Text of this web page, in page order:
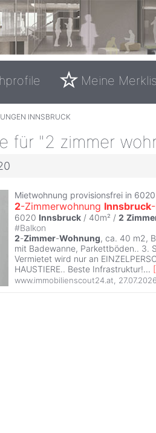
Meine
INNSBRUCK
für "2 zimmer
Mietwohnung provisionsfrei in 6020
2-Zimmerwohnung Innsbruck
6020 Innsbruck / 40m² / 2
#Balkon
2-Zimmer-Wohnung, ca. 40 m2,
mit Badewanne, Parkettböden.. 3.
Vermietet wird nur an
HAUSTIERE.. Beste Infrastruktur!... [
www.immobilienscout24.at 27.07.2026